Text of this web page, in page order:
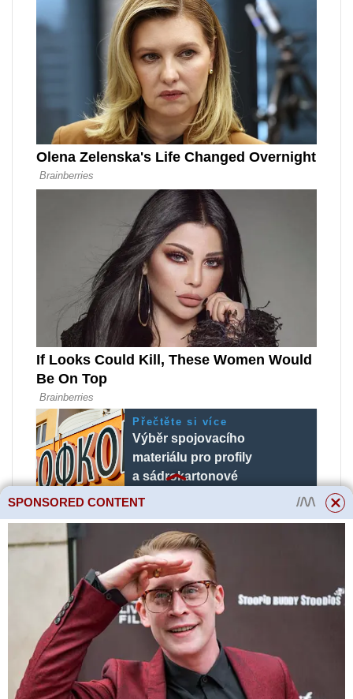
Přečtěte si více
Výběr spojovacího
materiálu pro profily
a sádrokartonové
desky
V teplé sezóně, zejména na jaře
a na začátku léta, je třeba Fatsia
krmit. K tomuto účelu se nejlépe
hodí univerzální hnojiva pro
dekorativní listnaté rostliny.
Potřebná dávka hnojení se
SPONSORED CONTENT